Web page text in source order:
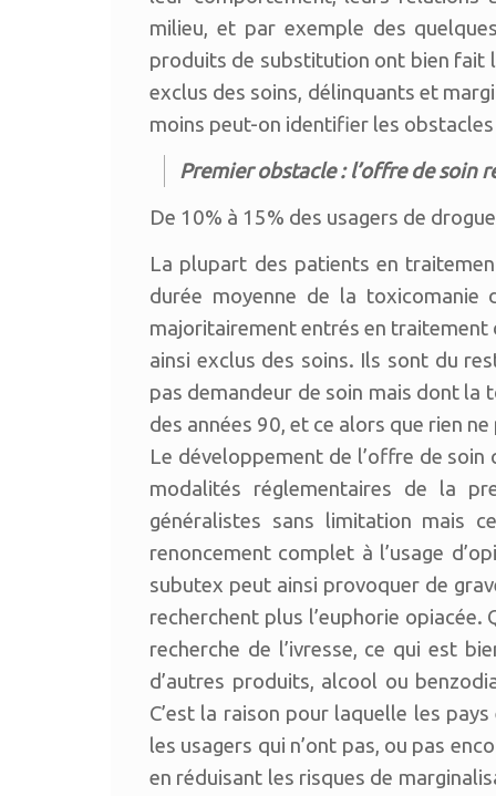
milieu, et par exemple des
produits de substitution ont bien fait
exclus des soins, délinquants et
moins peut-on identifier les
Premier obstacle : l’offre de soin
De 10% à 15% des usagers de
La plupart des patients en
durée moyenne de la
majoritairement entrés en traitement
ainsi exclus des soins. Ils sont du
pas demandeur de soin mais dont la
des années 90, et ce alors que rien
Le développement de l’offre de
modalités réglementaires de la
généralistes sans limitation mais
renoncement complet à l’usage
subutex peut ainsi provoquer de
recherchent plus l’euphorie
recherche de l’ivresse, ce qui est
d’autres produits, alcool ou
C’est la raison pour laquelle les
les usagers qui n’ont pas, ou pas
en réduisant les risques de